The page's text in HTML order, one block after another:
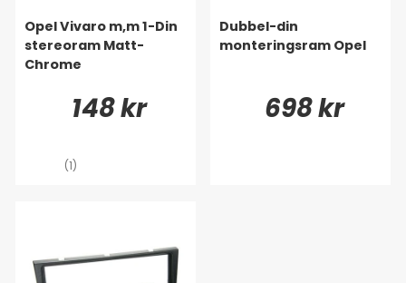
Opel Vivaro m,m 1-Din
stereoram Matt-
Chrome
148 kr
(1)
Dubbel-din
monteringsram Opel
698 kr